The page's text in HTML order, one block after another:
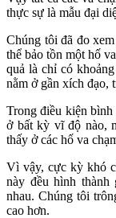
thực sự là mẫu đại
Chúng tôi đã đo
thể bảo tồn một hố
quả là chỉ có
nằm ở gần xích đạo,
Trong điều kiện
ở bất kỳ vĩ độ nào,
thấy ở các hố va
Vì vậy, cực kỳ khó
này đều hình thành
nhau. Chúng tôi
cao hơn.